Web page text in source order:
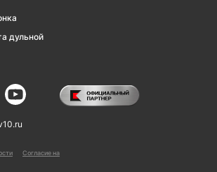
дульной
Согласие на